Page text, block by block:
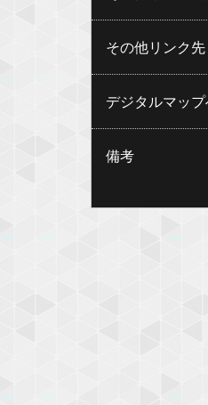
その他リンク先
デジタルマッ
備考